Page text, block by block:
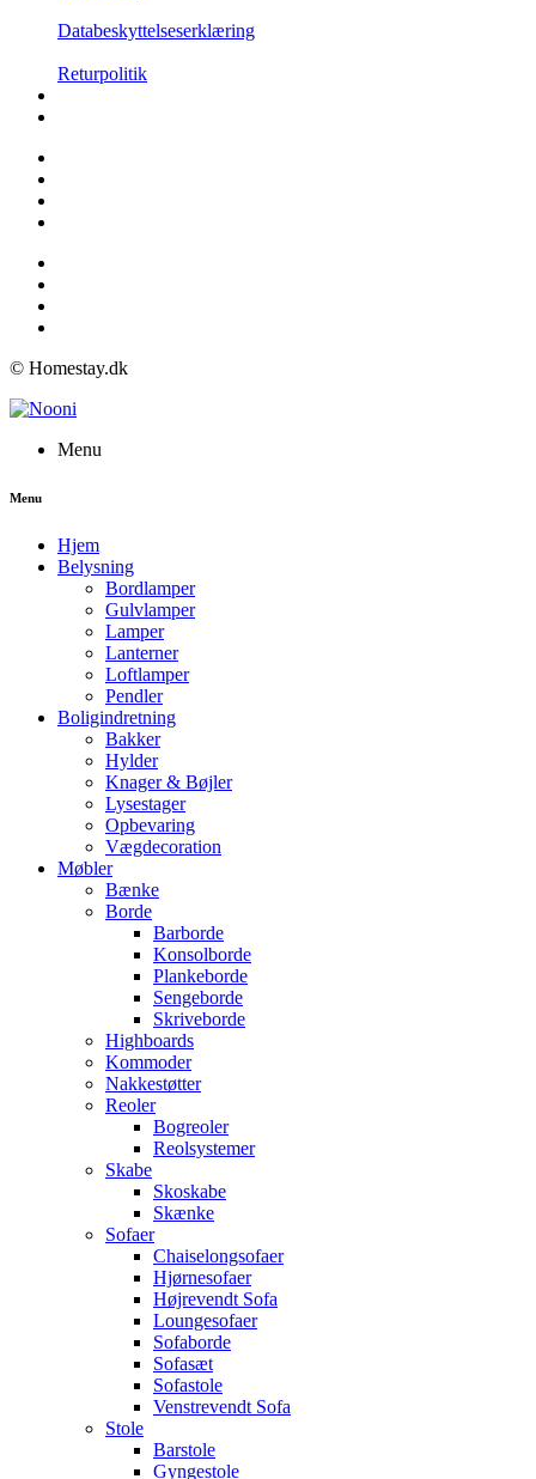
Databeskyttelseserklæring
Returpolitik
© Homestay.dk
Menu
Menu
Hjem
Belysning
Bordlamper
Gulvlamper
Lamper
Lanterner
Loftlamper
Pendler
Boligindretning
Bakker
Hylder
Knager & Bøjler
Lysestager
Opbevaring
Vægdecoration
Møbler
Bænke
Borde
Barborde
Konsolborde
Plankeborde
Sengeborde
Skriveborde
Highboards
Kommoder
Nakkestøtter
Reoler
Bogreoler
Reolsystemer
Skabe
Skoskabe
Skænke
Sofaer
Chaiselongsofaer
Hjørnesofaer
Højrevendt Sofa
Loungesofaer
Sofaborde
Sofasæt
Sofastole
Venstrevendt Sofa
Stole
Barstole
Gyngestole